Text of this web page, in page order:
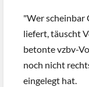
"Wer scheinbar
liefert, täuscht
betonte vzbv-
noch nicht
eingelegt hat.